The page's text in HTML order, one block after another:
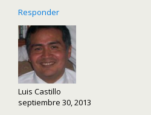
Responder
Luis Castillo
septiembre 30, 2013